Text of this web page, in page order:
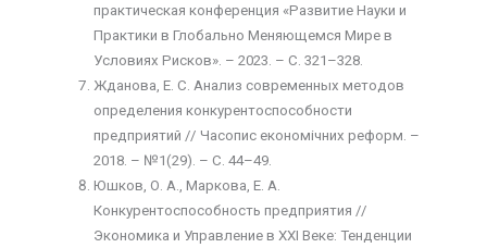
практическая конференция «Развитие Науки и
Практики в Глобально Меняющемся Мире в
Условиях Рисков». – 2023. – С. 321–328.
Жданова, Е. С. Анализ современных методов
определения конкурентоспособности
предприятий // Часопис економiчних реформ. –
2018. – №1(29). – С. 44–49.
Юшков, О. А., Маркова, Е. А.
Конкурентоспособность предприятия //
Экономика и Управление в XXI Веке: Тенденции